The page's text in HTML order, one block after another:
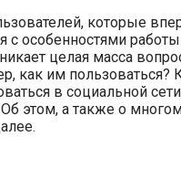
которые
с особенностями
целая масса
как им пользоваться?
в социальной
Об этом, а также о